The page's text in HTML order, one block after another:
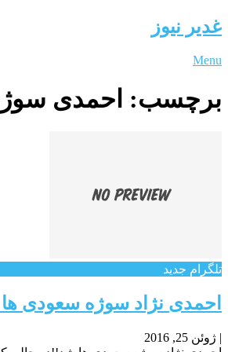
غدیر نیوز
Menu
برچسب: احمدی
تلگرام جدید
احمدی نژاد سوژه سعودی
| ژوئن 25, 2016